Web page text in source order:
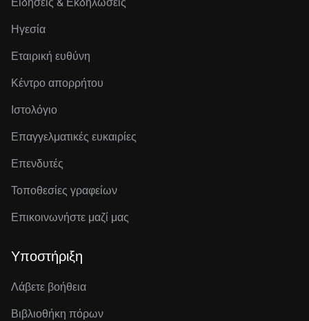
Ηγεσία
Εταιρική ευθύνη
Κέντρο απορρήτου
Ιστολόγιο
Επαγγελματικές ευκαιρίες
Επενδυτές
Τοποθεσίες γραφείων
Επικοινωνήστε μαζί μας
Υποστήριξη
Λάβετε βοήθεια
Βιβλιοθήκη πόρων